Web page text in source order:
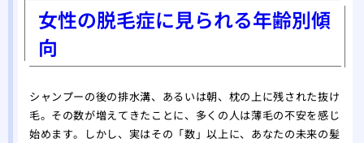
女性の脱毛症に見られる年齢別傾
向
シャンプーの後の排水溝、あるいは朝、枕の上に残された抜け
毛。その数が増えてきたことに、多くの人は薄毛の不安を感じ
始めます。しかし、実はその「数」以上に、あなたの未来の髪